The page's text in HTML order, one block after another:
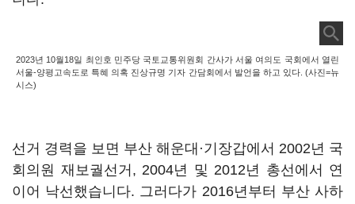
2023년 10월18일 최인호 민주당 국토교통위원회 간사가 서울 여의도 국회에서 열린
서울-양평고속도로 특혜 의혹 진상규명 기자 간담회에서 발언을 하고 있다. (사진=뉴
시스)
선거 경력을 보면 부산 해운대·기장갑에서 2002년 국
회의원 재보궐선거, 2004년 및 2012년 총선에서 연
이어 낙선했습니다. 그러다가 2016년부터 부산 사하